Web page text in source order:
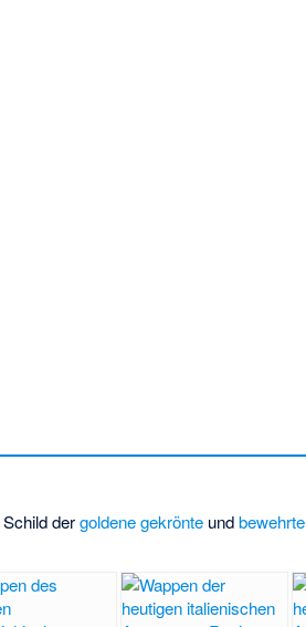
Schilddergoldene gekrönte undbewehrte